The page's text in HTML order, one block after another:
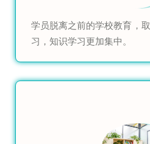
学员脱离之前的学校教育，
习，知识学习更加集中。